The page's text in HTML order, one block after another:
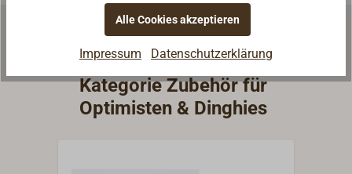
Weitere Artikel aus der
Kategorie Zubehör für
Optimisten & Dinghies
Alle Cookies akzeptieren
Impressum Datenschutzerklärung